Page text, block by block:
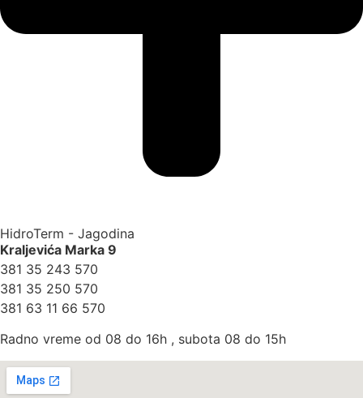
HidroTerm - Jagodina
Kraljevića Marka 9
381 35 243 570
381 35 250 570
381 63 11 66 570
Radno vreme od 08 do 16h , subota 08 do 15h